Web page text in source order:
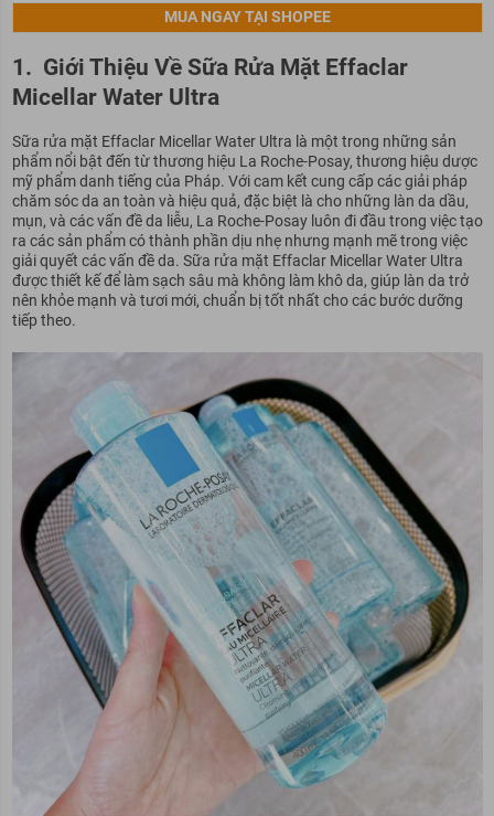
MUA NGAY TẠI SHOPEE
1. Giới Thiệu Về Sữa Rửa Mặt Effaclar
Micellar Water Ultra
Sữa rửa mặt Effaclar Micellar Water Ultra là một trong những sản
phẩm nổi bật đến từ thương hiệu La Roche-Posay, thương hiệu dược
mỹ phẩm danh tiếng của Pháp. Với cam kết cung cấp các giải pháp
chăm sóc da an toàn và hiệu quả, đặc biệt là cho những làn da dầu,
mụn, và các vấn đề da liễu, La Roche-Posay luôn đi đầu trong việc tạo
ra các sản phẩm có thành phần dịu nhẹ nhưng mạnh mẽ trong việc
giải quyết các vấn đề da. Sữa rửa mặt Effaclar Micellar Water Ultra
được thiết kế để làm sạch sâu mà không làm khô da, giúp làn da trở
nên khỏe mạnh và tươi mới, chuẩn bị tốt nhất cho các bước dưỡng
tiếp theo.